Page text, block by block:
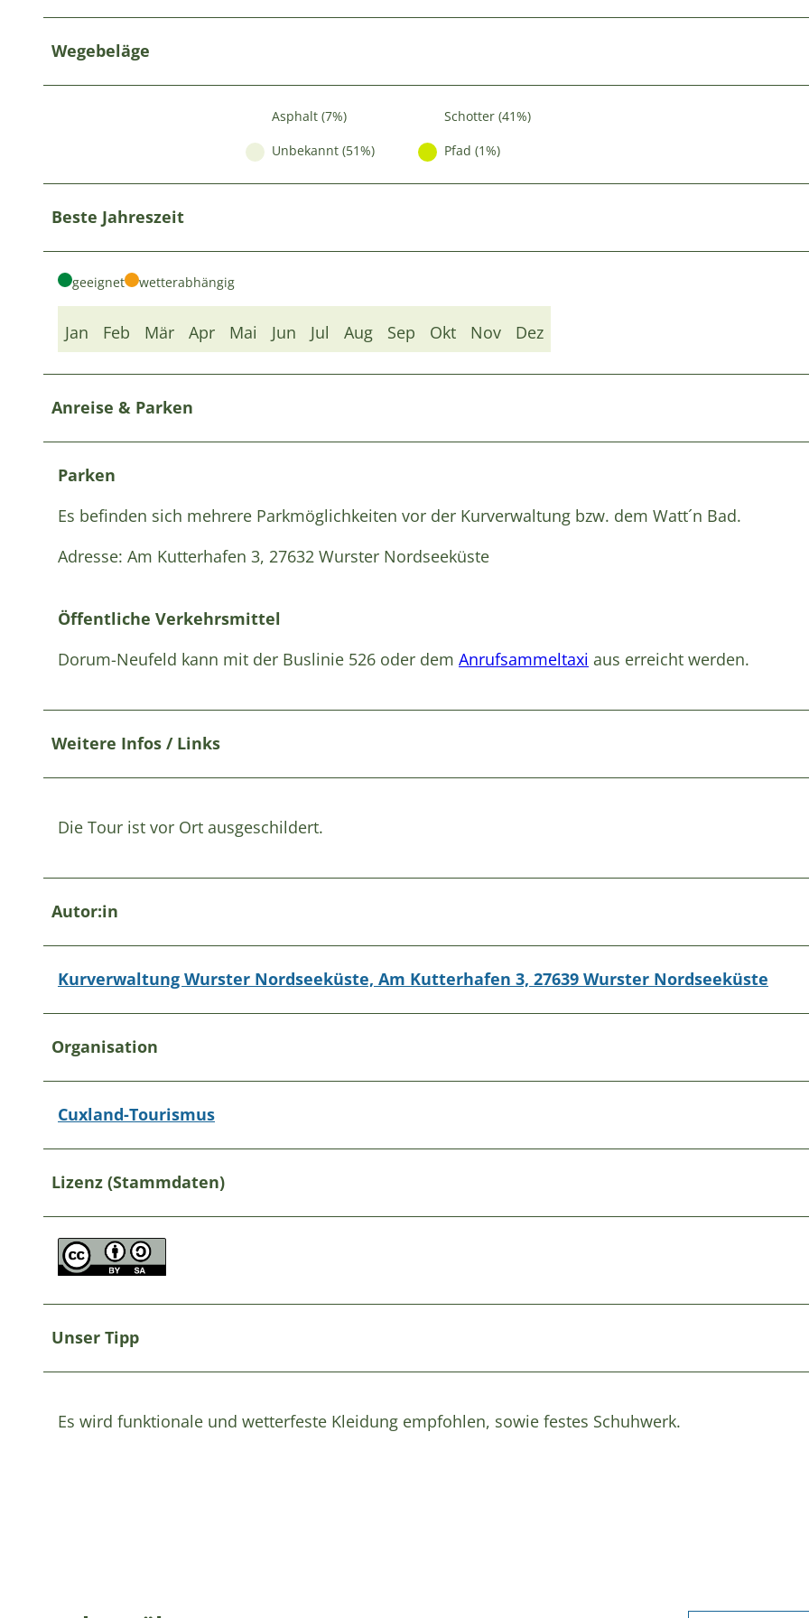
Wegebeläge
Asphalt (7%) Schotter (41%)
Unbekannt (51%) Pfad (1%)
Beste Jahreszeit
geeignet wetterabhängig
Jan Feb Mär Apr Mai Jun Jul Aug Sep Okt Nov Dez
Anreise & Parken
Parken
Es befinden sich mehrere Parkmöglichkeiten vor der Kurverwaltung bzw. dem Watt´n Bad.
Adresse: Am Kutterhafen 3, 27632 Wurster Nordseeküste
Öffentliche Verkehrsmittel
Dorum-Neufeld kann mit der Buslinie 526 oder dem Anrufsammeltaxi aus erreicht werden.
Weitere Infos / Links
Die Tour ist vor Ort ausgeschildert.
Autor:in
Kurverwaltung Wurster Nordseeküste, Am Kutterhafen 3, 27639 Wurster Nordseeküste
Organisation
Cuxland-Tourismus
Lizenz (Stammdaten)
Unser Tipp
Es wird funktionale und wetterfeste Kleidung empfohlen, sowie festes Schuhwerk.